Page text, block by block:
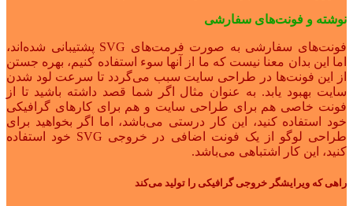
نوشته و فونت‌های سفارشی
فونت‌های سفارشی به صورت فرمت‌های SVG پشتیبانی شده‌اند،
اما این بدان معنا نیست که ما از آنها سوء استفاده کنیم، بهره جستن
از این فونت‌ها در طراحی سایت سبب می‌گردد تا سرعت لود شدن
سایت بهبود یابد. به عنوان مثال اگر شما قصد داشته باشید تا از
فونت خاصی هم برای طراحی سایت و هم برای کارهای گرافیکی
خود استفاده کنید، این کار درستی می‌باشد، اما اگر بخواهید برای
طراحی لوگو از یک فونت اضافی در خروجی SVG خود استفاده
کنید، این کار اشتباهی می‌باشد.
راهی که ویرایشگر خروجی گرافیکی را تولید می‌کند